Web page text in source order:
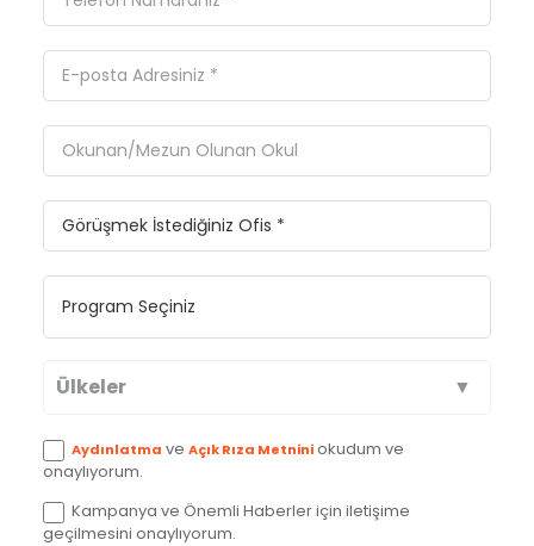
Ülkeler
Avustralya
Kanada
Aydınlatma ve Açık Rıza Metniniokudum ve
onaylıyorum.
Kampanya ve Önemli Haberler için iletişime
geçilmesini onaylıyorum.